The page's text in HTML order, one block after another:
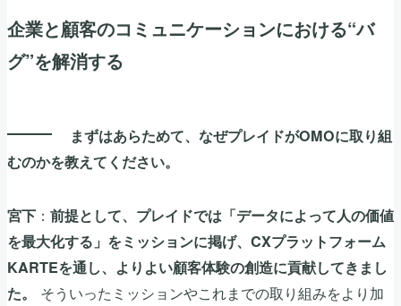
企業と顧客のコミュニケーションにおける“バ
グ”を解消する
まずはあらためて、なぜプレイドがOMOに取り組
むのかを教えてください。
宮下 ： 前提として、プレイドでは「データによって人の価値
を最大化する」をミッションに掲げ、CXプラットフォーム
KARTEを通し、よりよい顧客体験の創造に貢献してきまし
た。
そういったミッションやこれまでの取り組みをより加